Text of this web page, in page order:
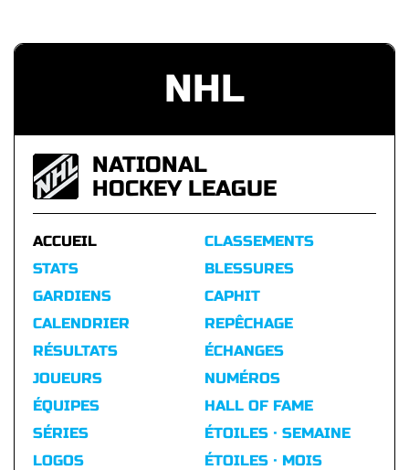
NHL
NATIONAL
HOCKEY LEAGUE
ACCUEIL
STATS
GARDIENS
CALENDRIER
RÉSULTATS
CLASSEMENTS
BLESSURES
CAPHIT
REPÊCHAGE
ÉCHANGES
JOUEURS
ÉQUIPES
SÉRIES
LOGOS
NUMÉROS
HALL OF FAME
ÉTOILES · SEMAINE
ÉTOILES · MOIS